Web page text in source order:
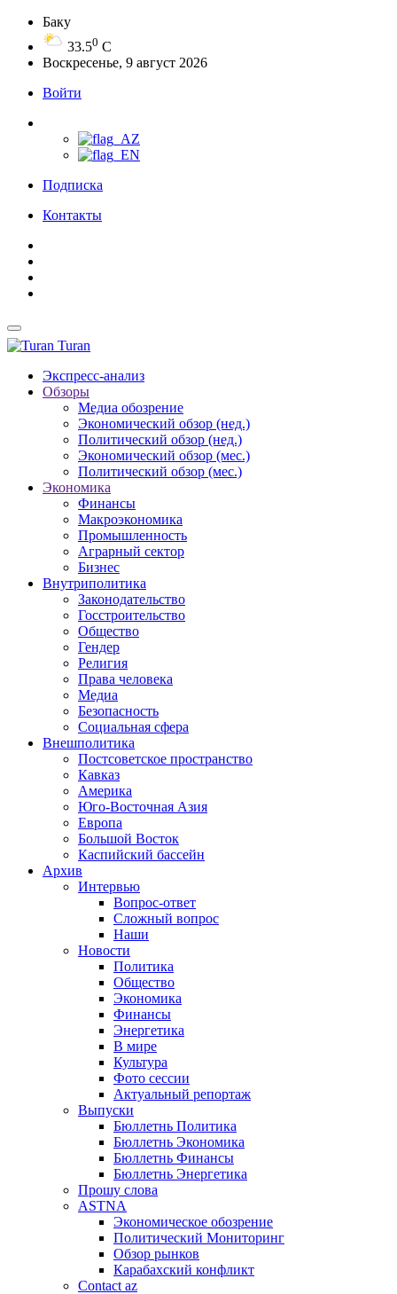
Баку
33.50 C
Воскресенье, 9 август 2026
Войти
Подписка
Контакты
Turan
Экспресс-анализ
Обзоры
Медиа обозрение
Экономический обзор (нед.)
Политический обзор (нед.)
Экономический обзор (мес.)
Политический обзор (мес.)
Экономика
Финансы
Макроэкономика
Промышленность
Аграрный сектор
Бизнес
Внутриполитика
Законодательство
Госстроительство
Общество
Гендер
Религия
Права человека
Медиа
Безопасность
Социальная сфера
Внешполитика
Постсоветское пространство
Кавказ
Америка
Юго-Восточная Азия
Европа
Большой Восток
Каспийский бассейн
Архив
Интервью
Вопрос-ответ
Сложный вопрос
Наши
Новости
Политика
Общество
Экономика
Финансы
Энергетика
В мире
Культура
Фото сессии
Актуальный репортаж
Выпуски
Бюллетнь Политика
Бюллетнь Экономика
Бюллетнь Финансы
Бюллетнь Энергетика
Прошу слова
ASTNA
Экономическое обозрение
Политический Мониторинг
Обзор рынков
Карабахский конфликт
Contact az